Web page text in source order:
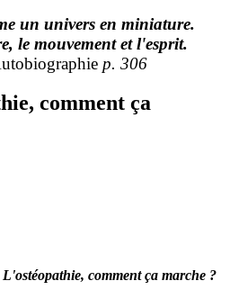
un univers en miniature.
le mouvement et l'esprit.
p. 306
comment ça
L'ostéopathie, comment ça marche ?